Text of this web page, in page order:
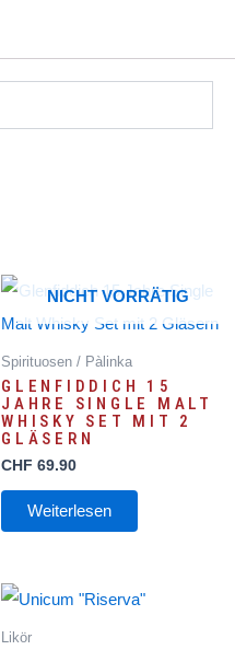
NICHT VORRÄTIG
Spirituosen / Pàlinka
GLENFIDDICH 15
JAHRE SINGLE MALT
WHISKY SET MIT 2
GLÄSERN
CHF 69.90
Weiterlesen
Likör